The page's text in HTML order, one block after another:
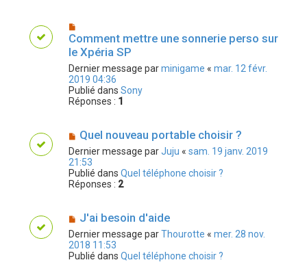
Comment mettre une sonnerie perso sur
le Xpéria SP
Dernier message parminigame « mar. 12 févr.
2019 04:36
Publié dans Sony
Réponses : 1
Quel nouveau portable choisir ?
Dernier message parJuju « sam. 19 janv. 2019
21:53
Publié dans Quel téléphone choisir ?
Réponses : 2
J'ai besoin d'aide
Dernier message parThourotte « mer. 28 nov.
2018 11:53
Publié dans Quel téléphone choisir ?